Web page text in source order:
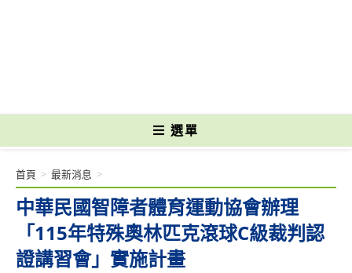
選單
中華民國智障者體育運動協會辦理
「115年特殊奧林匹克滾球C級裁判認
證講習會」實施計畫
首頁 > 最新消息 >